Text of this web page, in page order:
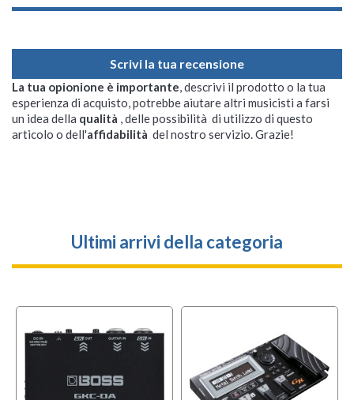
Scrivi la tua recensione
La tua opionione è importante, descrivi il prodotto o la tua
esperienza di acquisto, potrebbe aiutare altri musicisti a farsi
un idea della qualità , delle possibilità di utilizzo di questo
articolo o dell'affidabilità del nostro servizio. Grazie!
Ultimi arrivi della categoria